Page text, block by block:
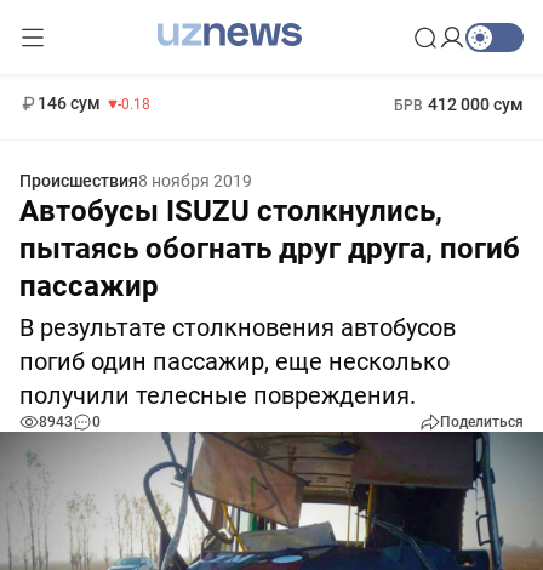
146 сум -0.18 БРВ 412 000 сум
Происшествия8 ноября 2019
Автобусы ISUZU столкнулись,
пытаясь обогнать друг друга, погиб
пассажир
В результате столкновения автобусов
погиб один пассажир, еще несколько
получили телесные повреждения.
8943 0 Поделиться